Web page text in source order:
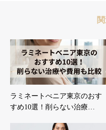
ラミネートべニア東京のおす
すめ10選！削らない治療…